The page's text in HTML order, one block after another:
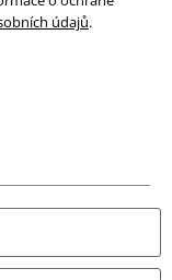
údajů.